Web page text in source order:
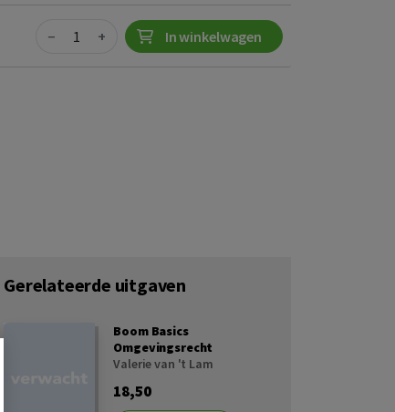
Quantity
− + In winkelwagen
Gerelateerde uitgaven
Boom Basics
Omgevingsrecht
Valerie van 't Lam
18,50